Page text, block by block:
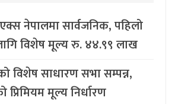
नेपालमा सार्वजनिक, पहिलो
विशेष मूल्य रु. ४४.९९ लाख
विशेष साधारण सभा सम्पन्न,
मूल्य निर्धारण